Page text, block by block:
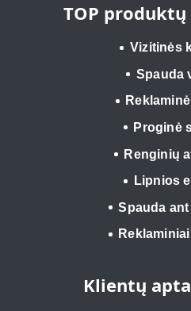
TOP
Vizitinės
Spauda
Proginė
Renginių
Lipnios
Spauda
Klientų